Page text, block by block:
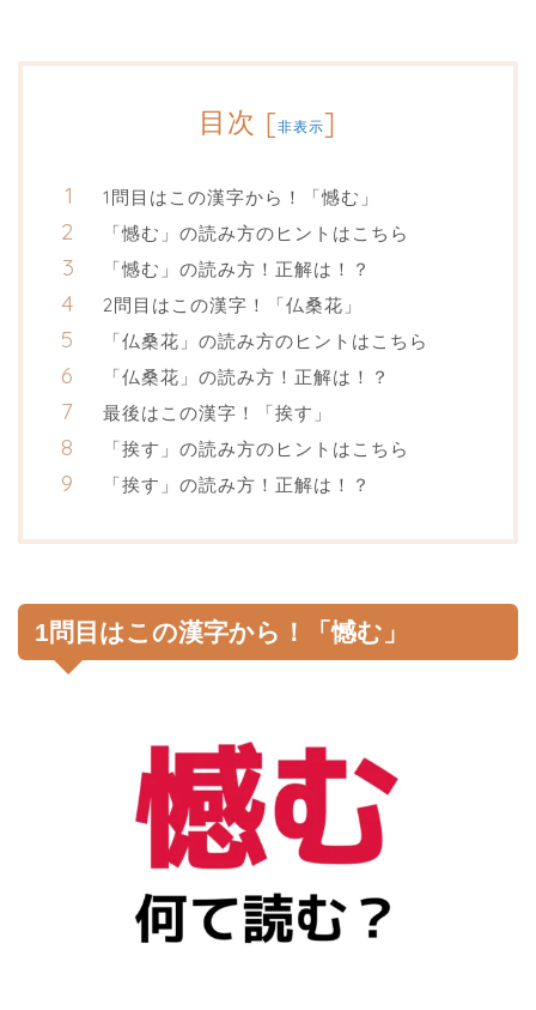
目次 [非表示]
1問目はこの漢字から！「憾む」
「憾む」の読み方のヒントはこちら
「憾む」の読み方！正解は！？
2問目はこの漢字！「仏桑花」
「仏桑花」の読み方のヒントはこちら
「仏桑花」の読み方！正解は！？
最後はこの漢字！「挨す」
「挨す」の読み方のヒントはこちら
「挨す」の読み方！正解は！？
1問目はこの漢字から！「憾む」